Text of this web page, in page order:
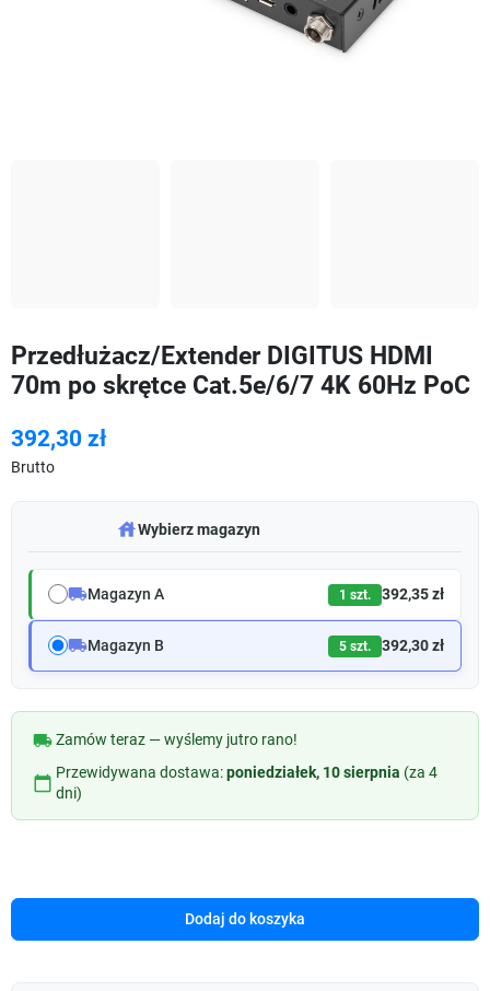
Przedłużacz/Extender DIGITUS HDMI
70m po skrętce Cat.5e/6/7 4K 60Hz PoC
392,30 zł
Brutto
warehouseWybierz magazyn
local_shippingMagazyn A 1 szt. 392,35 zł
local_shippingMagazyn B 5 szt. 392,30 zł
local_shippingZamów teraz — wyślemy jutro rano!
calendar_today
Przewidywana dostawa:poniedziałek, 10 sierpnia (za 4
dni)
Dodaj do koszyka